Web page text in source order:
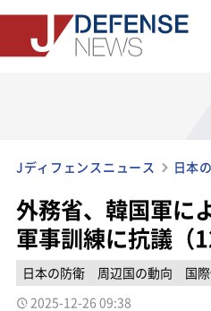
Jディフェンスニュース 日本
外務省、韓国軍に
軍事訓練に抗議（
日本の防衛 周辺国の動向
国
2025-12-26 09:38